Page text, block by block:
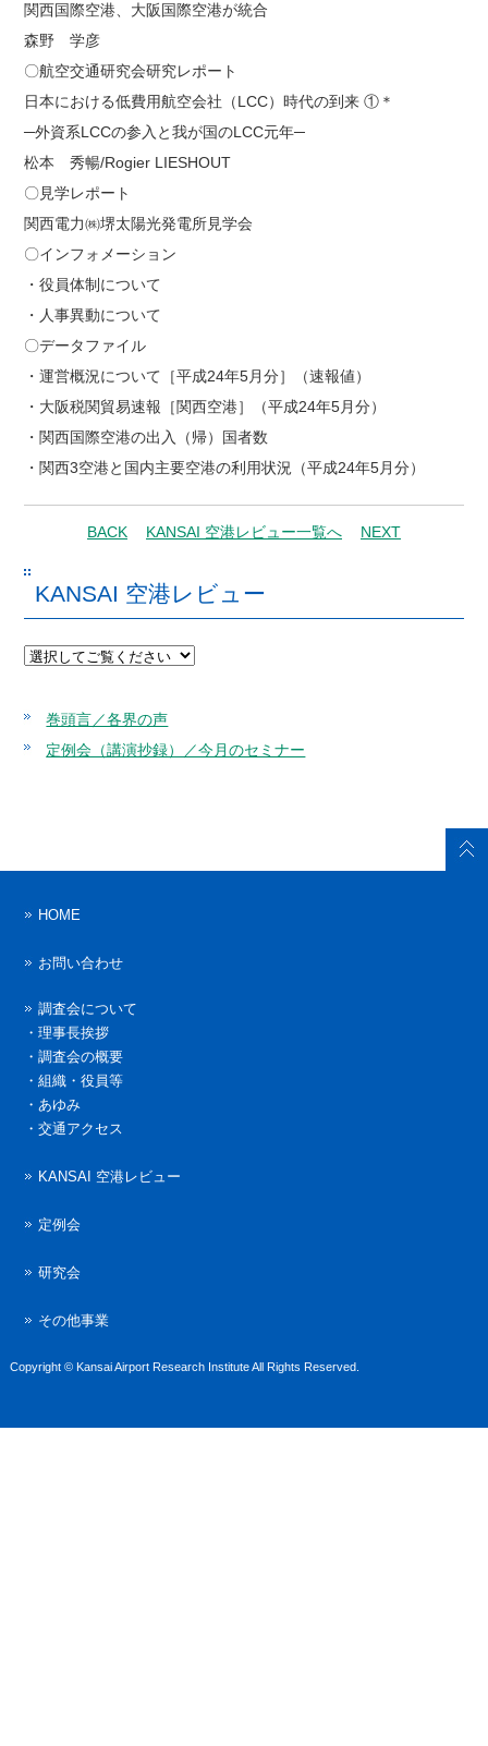
関西国際空港、大阪国際空港が統合
森野 学彦
〇航空交通研究会研究レポート
日本における低費用航空会社（LCC）時代の到来 ①＊
─外資系LCCの参入と我が国のLCC元年─
松本 秀暢/Rogier LIESHOUT
〇見学レポート
関西電力㈱堺太陽光発電所見学会
〇インフォメーション
・役員体制について
・人事異動について
〇データファイル
・運営概況について［平成24年5月分］（速報値）
・大阪税関貿易速報［関西空港］（平成24年5月分）
・関西国際空港の出入（帰）国者数
・関西3空港と国内主要空港の利用状況（平成24年5月分）
BACK KANSAI 空港レビュー一覧へ NEXT
KANSAI 空港レビュー
巻頭言／各界の声
定例会（講演抄録）／今月のセミナー
HOME
お問い合わせ
調査会について
・理事長挨拶
・調査会の概要
・組織・役員等
・あゆみ
・交通アクセス
KANSAI 空港レビュー
定例会
研究会
その他事業
Copyright © Kansai Airport Research Institute All Rights Reserved.